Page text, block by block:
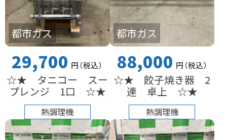
都市ガス
29,700 円（税込）
☆★ タニコー スー
プレンジ 1口 ☆★
熱調理機
都市ガス
88,000 円（税込）
☆★ 餃子焼き器 2
連 卓上 ☆★
熱調理機